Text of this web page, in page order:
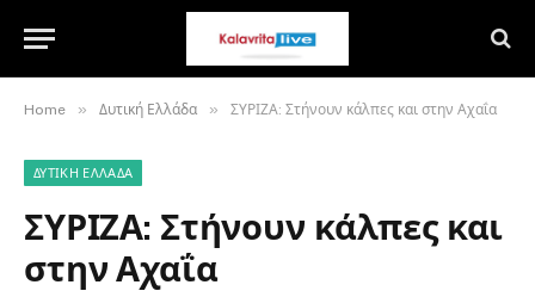
Home » Δυτική Ελλάδα » ΣΥΡΙΖΑ: Στήνουν κάλπες και στην Αχαΐα
ΔΥΤΙΚΉ ΕΛΛΆΔΑ
ΣΥΡΙΖΑ: Στήνουν κάλπες και
στην Αχαΐα